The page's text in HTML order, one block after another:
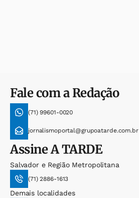
Fale com a Redação
(71) 99601-0020
jornalismoportal@grupoatarde.com.br
AssineA TARDE
Salvador e Região Metropolitana
(71) 2886-1613
Demais localidades